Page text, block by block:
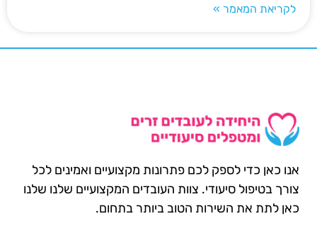
לקריאת המאמר »
אנו כאן כדי לספק לכם פתרונות מקצועיים ואמינים לכל
צורך בטיפול סיעודי. צוות העובדים המקצועיים שלנו שלנו
כאן לתת את השירות הטוב ביותר בתחום.